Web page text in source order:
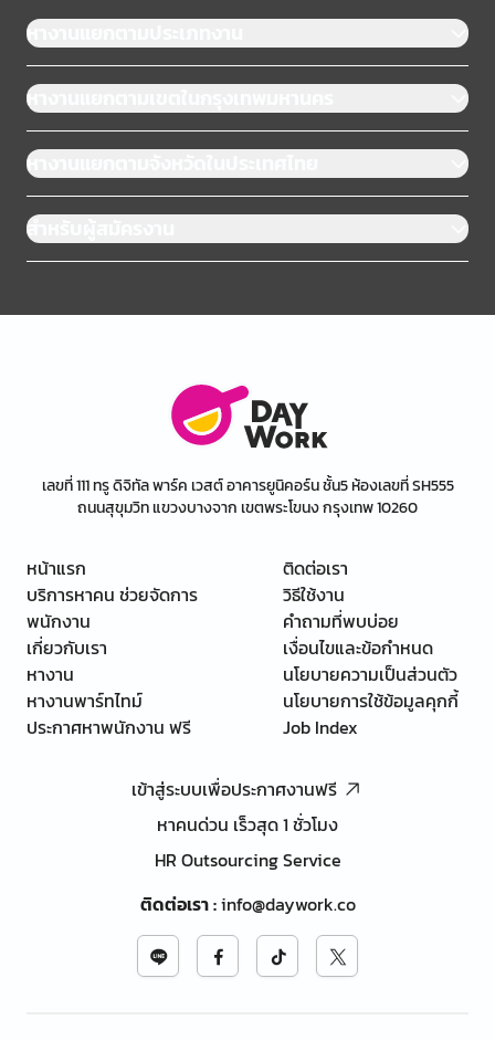
หางานแยกตามประเภทงาน
หางานแยกตามเขตในกรุงเทพมหานคร
หางานแยกตามจังหวัดในประเทศไทย
สำหรับผู้สมัครงาน
เลขที่ 111 ทรู ดิจิทัล พาร์ค เวสต์ อาคารยูนิคอร์น ชั้น5 ห้องเลขที่ SH555
ถนนสุขุมวิท แขวงบางจาก เขตพระโขนง กรุงเทพ 10260
หน้าแรก
บริการหาคน ช่วยจัดการ
พนักงาน
เกี่ยวกับเรา
หางาน
หางานพาร์ทไทม์
ประกาศหาพนักงาน ฟรี
ติดต่อเรา
วิธีใช้งาน
คำถามที่พบบ่อย
เงื่อนไขและข้อกำหนด
นโยบายความเป็นส่วนตัว
นโยบายการใช้ข้อมูลคุกกี้
Job Index
เข้าสู่ระบบเพื่อประกาศงานฟรี
หาคนด่วน เร็วสุด 1 ชั่วโมง
HR Outsourcing Service
ติดต่อเรา:info@daywork.co